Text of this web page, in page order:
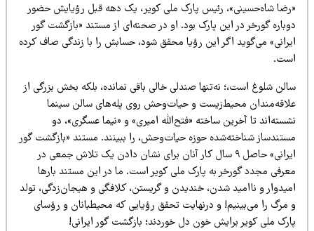
شاه‌حسینی»، رئیس پارک ملی کویر، یک دهه قبل رؤیایش حضور
گورخر در این پارک بود. او در صحنه‌ای از مستند «بازگشت گور
می‌گوید اگر این رؤیا محقق شود، حسابش را با زندگی صاف کرده
شلوغ است،؛ نه‌تنها صندلی خالی باقی نمانده، بلکه بخش بزرگی از
محیط‌زیست و حیات‌وحش روی پله‌های سالن سینما
تا آخرین ساخته «فتح‌الله امیری» و «نیما عسگری»، دو
شناخته‌شده حوزه حیات‌وحش، را ببینند. مستند «بازگشت گور
ایرانی» حاصل ۹ سال کار آنان برای نشان دادن یک تلاش جمعی در
مجدد گورخر به پارک ملی کویر است. ما در این مستند بارها
و ناامید شدن‌، خندیدن و گریستن‌، کلافگی و هیجان‌زدگی، تولد
مرگ را می‌بینیم‌! و درنهایت تحقق رؤیایی که محیطبانان و رؤسای
ملی کویر برایش خون دل خوردند؛ بازگشت گور ایرانی!